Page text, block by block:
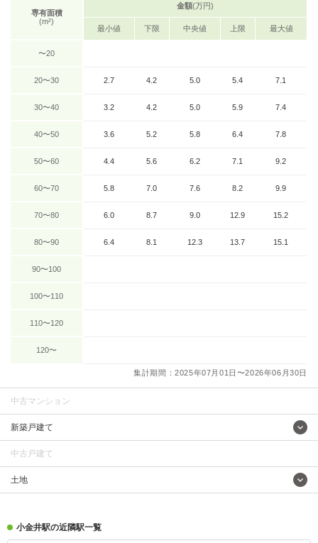
専有面積
(m²)
金額(万円)
最小値 下限 中央値 上限 最大値
〜20
20〜30 2.7 4.2 5.0 5.4 7.1
30〜40 3.2 4.2 5.0 5.9 7.4
40〜50 3.6 5.2 5.8 6.4 7.8
50〜60 4.4 5.6 6.2 7.1 9.2
60〜70 5.8 7.0 7.6 8.2 9.9
70〜80 6.0 8.7 9.0 12.9 15.2
80〜90 6.4 8.1 12.3 13.7 15.1
90〜100
100〜110
110〜120
120〜
集計期間：2025年07月01日〜2026年06月30日
中古マンション
新築戸建て
中古戸建て
土地
小金井駅の近隣駅一覧